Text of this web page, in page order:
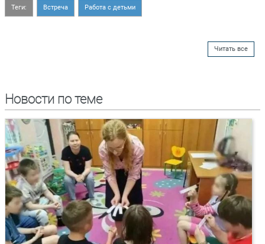
Теги: Встреча Работа с детьми
Читать все
Новости по теме